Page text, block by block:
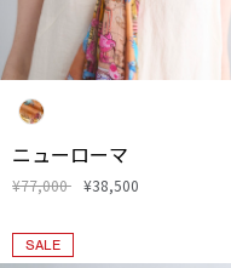
ニューローマ
¥77,000 ¥38,500
SALE